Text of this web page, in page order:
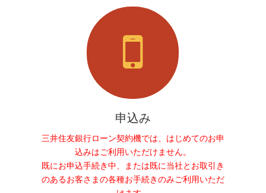
申込み
三井住友銀行ローン契約機では、はじめてのお申
込みはご利用いただけません。
既にお申込手続き中、または既に当社とお取引き
のあるお客さまの各種お手続きのみご利用いただ